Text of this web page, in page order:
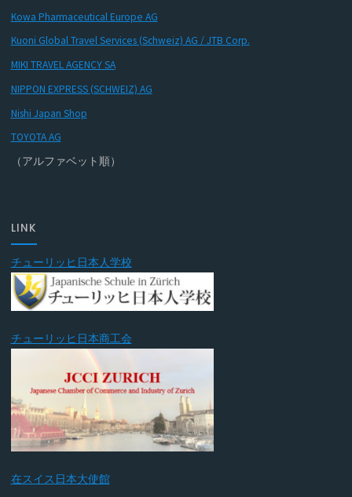
Kowa Pharmaceutical Europe AG
Kuoni Global Travel Services (Schweiz) AG / JTB Corp.
MIKI TRAVEL AGENCY SA
NIPPON EXPRESS (SCHWEIZ) AG
Nishi Japan Shop
TOYOTA AG
（アルファベット順）
LINK
チューリッヒ日本人学校
チューリッヒ日本商工会
在スイス日本大使館